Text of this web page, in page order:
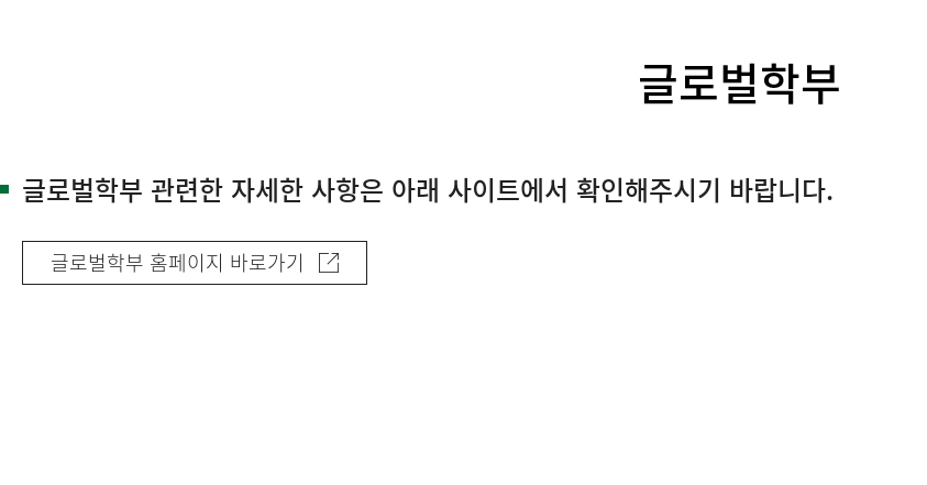
글로벌학부
글로벌학부 관련한 자세한 사항은 아래 사이트에서 확인해주시기 바랍니다.
글로벌학부 홈페이지 바로가기